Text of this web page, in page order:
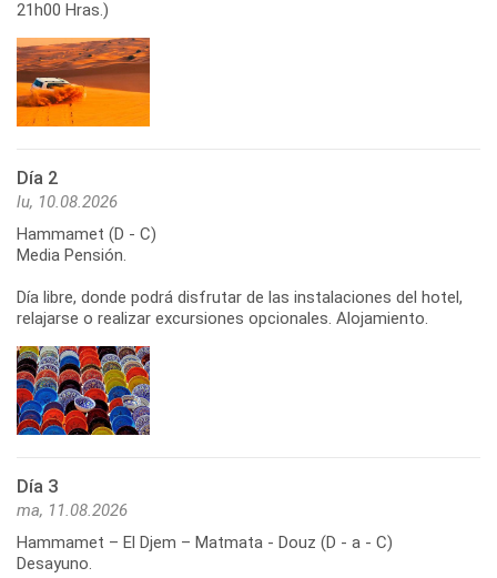
21h00 Hras.)
Día 2
lu, 10.08.2026
Hammamet (D - C)
Media Pensión.
Día libre, donde podrá disfrutar de las instalaciones del hotel,
relajarse o realizar excursiones opcionales. Alojamiento.
Día 3
ma, 11.08.2026
Hammamet – El Djem – Matmata - Douz (D - a - C)
Desayuno.